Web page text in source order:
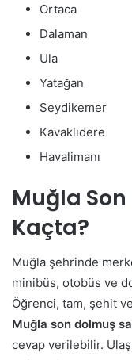
Ortaca
Dalaman
Ula
Yatağan
Seydikemer
Kavaklıdere
Havalimanı
Muğla
Kaçta?
Muğla şehrinde
minibüs, otobüs ve
Öğrenci, tam, şehit
Muğla son dolmuş
cevap verilebilir.